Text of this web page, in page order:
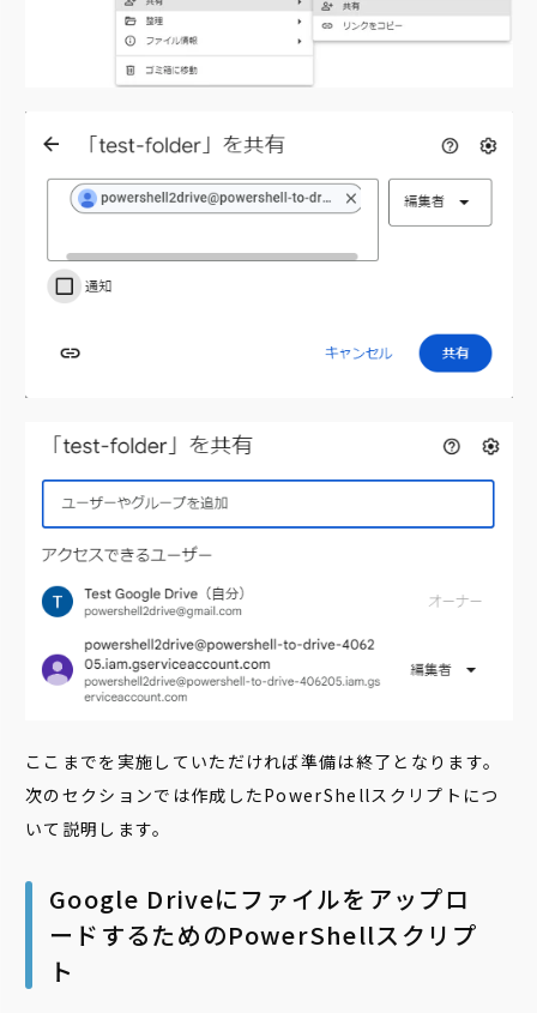
ここまでを実施していただければ準備は終了となります。
次のセクションでは作成したPowerShellスクリプトにつ
いて説明します。
Google Driveにファイルをアップロ
ードするためのPowerShellスクリプ
ト